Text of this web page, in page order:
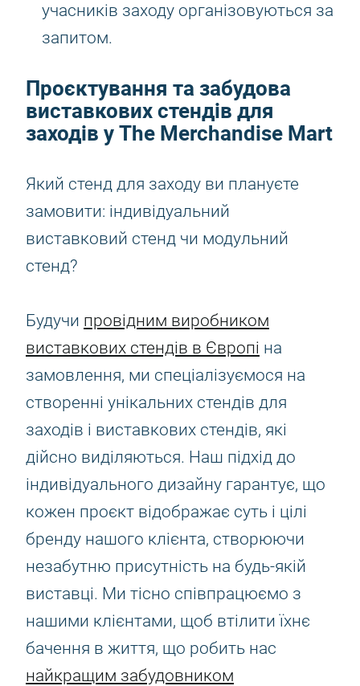
учасників заходу організовуються за
запитом.
Проєктування та забудова
виставкових стендів для
заходів у The Merchandise Mart
Який стенд для заходу ви плануєте
замовити: індивідуальний
виставковий стенд чи модульний
стенд?
Будучи провідним виробником
виставкових стендів в Європі на
замовлення, ми спеціалізуємося на
створенні унікальних стендів для
заходів і виставкових стендів, які
дійсно виділяються. Наш підхід до
індивідуального дизайну гарантує, що
кожен проєкт відображає суть і цілі
бренду нашого клієнта, створюючи
незабутню присутність на будь-якій
виставці. Ми тісно співпрацюємо з
нашими клієнтами, щоб втілити їхнє
бачення в життя, що робить нас
найкращим забудовником